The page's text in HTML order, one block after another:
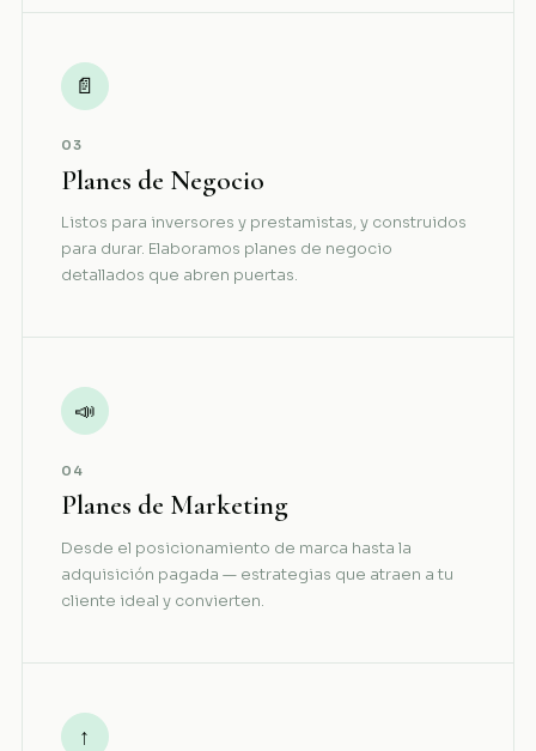
📄
03
Planes de Negocio
Listos para inversores y prestamistas, y construidos
para durar. Elaboramos planes de negocio
detallados que abren puertas.
📣
04
Planes de Marketing
Desde el posicionamiento de marca hasta la
adquisición pagada — estrategias que atraen a tu
cliente ideal y convierten.
↑